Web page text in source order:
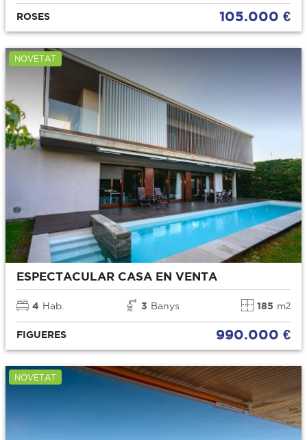
ROSES 105.000 €
NOVETAT
ESPECTACULAR CASA EN VENTA
4 Hab. 3 Banys 185 m2
FIGUERES 990.000 €
NOVETAT